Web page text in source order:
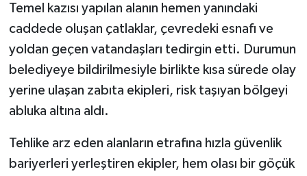
Temel kazısı yapılan alanın hemen yanındaki
caddede oluşan çatlaklar, çevredeki esnafı ve
yoldan geçen vatandaşları tedirgin etti. Durumun
belediyeye bildirilmesiyle birlikte kısa sürede olay
yerine ulaşan zabıta ekipleri, risk taşıyan bölgeyi
abluka altına aldı.
Tehlike arz eden alanların etrafına hızla güvenlik
bariyerleri yerleştiren ekipler, hem olası bir göçük
TEKNOLOJİ
YAŞAM